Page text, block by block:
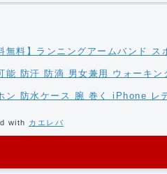
無料】ランニングアームバンド
能 防汗 防滴 男女兼用 ウォーキ
ン 防水ケース 腕 巻く iPhone レ
with カエレバ